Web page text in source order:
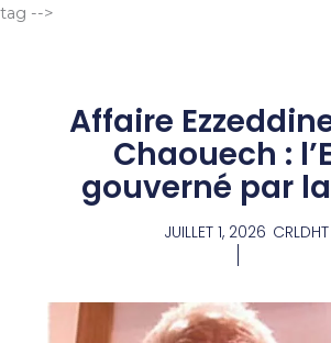
tag -->
Affaire
Chaouech :
gouverné par
JUILLET 1, 2026 CRLDHT